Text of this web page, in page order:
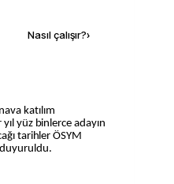
Nasıl çalışır?›
yüz binlerce adayın
tarihler ÖSYM
duyuruldu.